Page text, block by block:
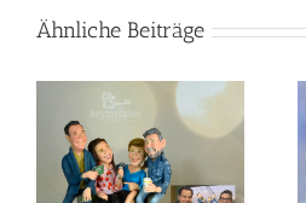
Ähnliche Beiträge